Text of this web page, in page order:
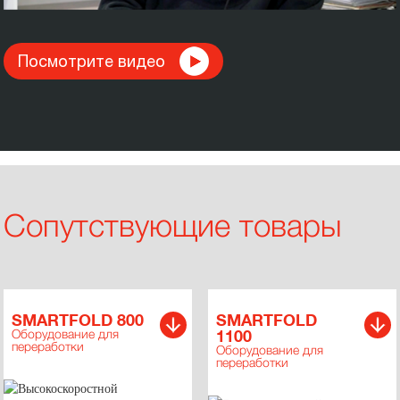
Посмотрите видео
Сопутствующие товары
SMARTFOLD 800
Оборудование для
переработки
SMARTFOLD
1100
Оборудование для
переработки